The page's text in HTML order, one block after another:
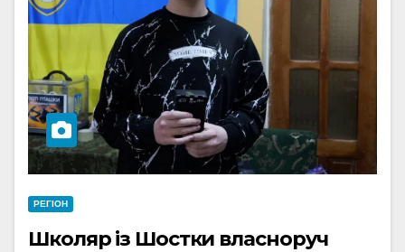
РЕГІОН
Школяр із Шостки власноруч